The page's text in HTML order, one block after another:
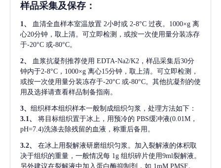
样品采集及保存 ：
1、 血清全血样本室温放置 2小时或 2-8°C 过夜。1000×g 离
心20分钟，取上清。可立即检测，或按一次使用量分装冻存
于-20°C 或-80°C。
2、 血浆抗凝剂推荐使用 EDTA-Na2/K2，样品采集后30分
钟内于2-8°C，1000×g 离心15分钟，取上清。可立即检测，
或按一次使用量分装冻存于-20°C 或-80°C。其他抗凝剂的使
用及选择请查看样品制备指南。
3、 组织样本组织样本一般制成组织匀浆，处理方法如下：
3.1、
将目标组织置于冰上，用预冷的 PBS缓冲液(0.01M，
pH=7.4)洗涤去除残留的血液，称重后备用。
3.2、
在冰上用裂解液研磨组织匀浆。加入裂解液的体积取
决于组织的重量，一般情况每 1g 组织碎片使用9ml裂解液。
另外建议在裂解液中加入蛋白酶抑制剂，如 1mM PMSF。